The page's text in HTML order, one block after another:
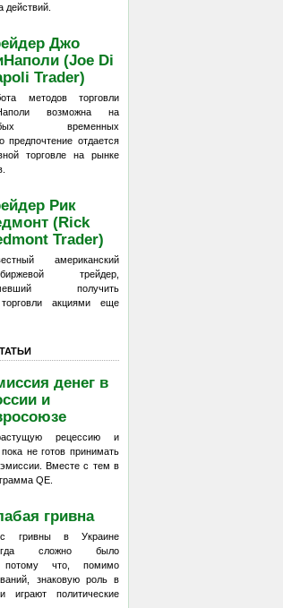
Джо
(Joe Di
Trader)
методов торговли
возможна на
временных
предпочтение отдается
торговле на рынке
Рик
(Rick
Trader)
американский
трейдер,
получить
акциями еще
денег в
и
рецессию и
не готов принимать
Вместе с тем в
QE.
гривна
гривны в Украине
сложно было
потому что, помимо
знаковую роль в
играют политические